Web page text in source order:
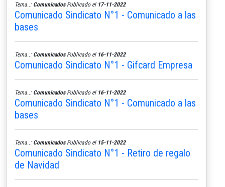
Tema..: ComunicadosPublicado el 17-11-2022
Comunicado Sindicato N°1 - Comunicado a las
bases
Tema..: ComunicadosPublicado el 16-11-2022
Comunicado Sindicato N°1 - Gifcard Empresa
Tema..: ComunicadosPublicado el 16-11-2022
Comunicado Sindicato N°1 - Comunicado a las
bases
Tema..: ComunicadosPublicado el 15-11-2022
Comunicado Sindicato N°1 - Retiro de regalo
de Navidad